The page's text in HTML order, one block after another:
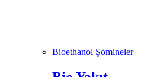
Bioethanol Şömineler